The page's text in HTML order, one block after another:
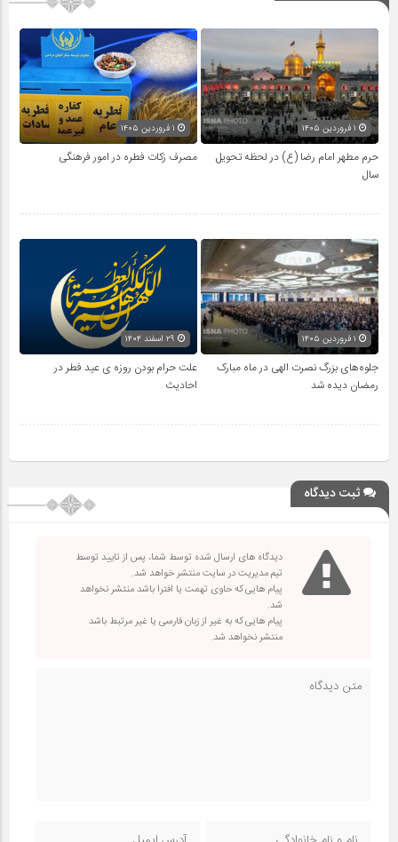
حرم مطهر امام رضا (ع) در لحظه تحویل
سال
مصرف زکات فطره در امور فرهنگی
جلوه‌های بزرگ نصرت الهی در ماه مبارک
رمضان دیده شد
علت حرام بودن روزه ی عید فطر در
احادیث
ثبت دیدگاه
دیدگاه های ارسال شده توسط شما، پس از تایید توسط
تیم مدیریت در سایت منتشر خواهد شد.
پیام هایی که حاوی تهمت یا افترا باشد منتشر نخواهد
شد.
پیام هایی که به غیر از زبان فارسی یا غیر مرتبط باشد
منتشر نخواهد شد.